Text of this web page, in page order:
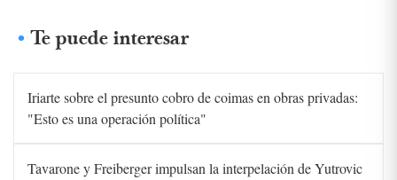
Te puede interesar
Iriarte sobre el presunto cobro de coimas en obras privadas:
"Esto es una operación política"
Tavarone y Freiberger impulsan la interpelación de Yutrovic